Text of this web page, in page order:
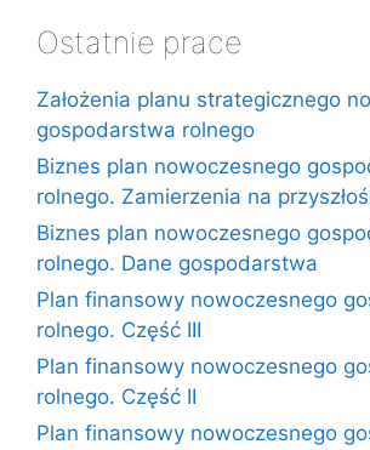
Ostatnie prace
Założenia planu strategicznego
gospodarstwa rolnego
Biznes plan nowoczesnego
rolnego. Zamierzenia na
Biznes plan nowoczesnego
rolnego. Dane gospodarstwa
Plan finansowy nowoczesnego
rolnego. Część III
Plan finansowy nowoczesnego
rolnego. Część II
Plan finansowy nowoczesnego